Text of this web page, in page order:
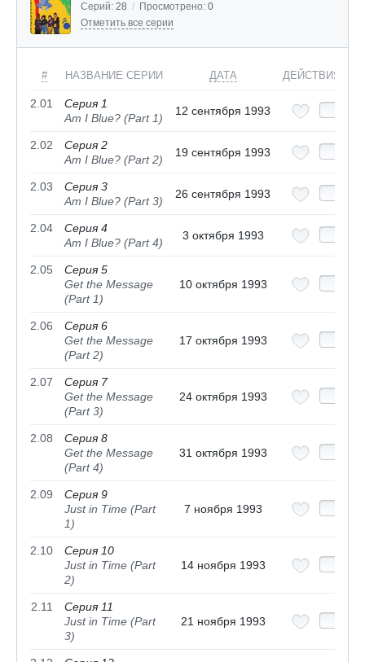
Серий: 28 / Просмотрено: 0
Отметить все серии
# НАЗВАНИЕ СЕРИИ ДАТА ДЕЙСТВИЯ
2.01
Серия 1
Am I Blue? (Part 1)
12 сентября 1993
2.02
Серия 2
Am I Blue? (Part 2)
19 сентября 1993
2.03
Серия 3
Am I Blue? (Part 3)
26 сентября 1993
2.04
Серия 4
Am I Blue? (Part 4)
3 октября 1993
2.05
Серия 5
Get the Message
(Part 1)
10 октября 1993
2.06
Серия 6
Get the Message
(Part 2)
17 октября 1993
2.07
Серия 7
Get the Message
(Part 3)
24 октября 1993
2.08
Серия 8
Get the Message
(Part 4)
31 октября 1993
2.09
Серия 9
Just in Time (Part
1)
7 ноября 1993
2.10
Серия 10
Just in Time (Part
2)
14 ноября 1993
2.11
Серия 11
Just in Time (Part
3)
21 ноября 1993